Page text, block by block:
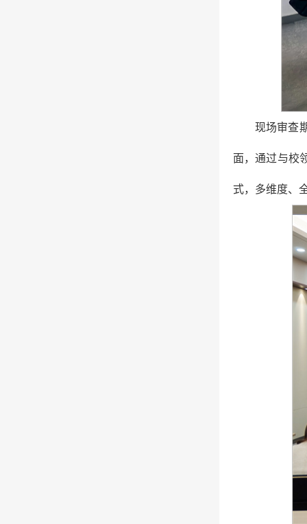
现场审查
面，通过与校
式，多维度、